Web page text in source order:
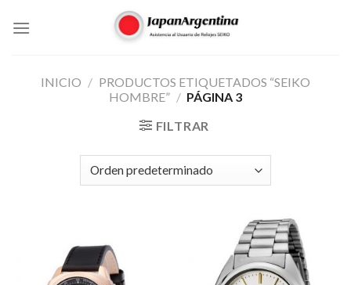
INICIO / PRODUCTOS ETIQUETADOS “SEIKO
HOMBRE” / PÁGINA 3
FILTRAR